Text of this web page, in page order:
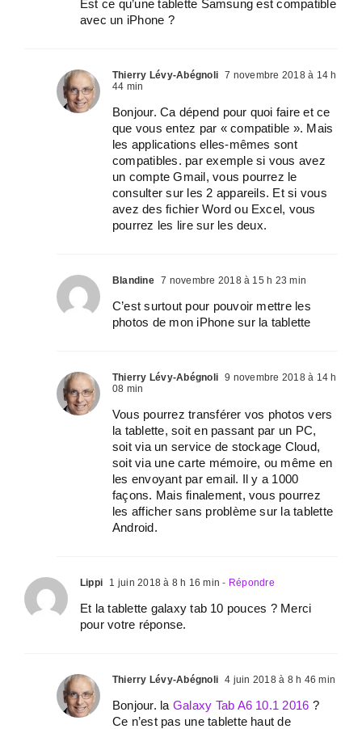
Est ce qu’une tablette Samsung est compatible
avec un iPhone ?
Thierry Lévy-Abégnoli 7 novembre 2018 à 14 h
44 min
Bonjour. Ca dépend pour quoi faire et ce
que vous entez par « compatible ». Mais
les applications elles-mêmes sont
compatibles. par exemple si vous avez
un compte Gmail, vous pourrez le
consulter sur les 2 appareils. Et si vous
avez des fichier Word ou Excel, vous
pourrez les lire sur les deux.
Blandine 7 novembre 2018 à 15 h 23 min
C’est surtout pour pouvoir mettre les
photos de mon iPhone sur la tablette
Thierry Lévy-Abégnoli 9 novembre 2018 à 14 h
08 min
Vous pourrez transférer vos photos vers
la tablette, soit en passant par un PC,
soit via un service de stockage Cloud,
soit via une carte mémoire, ou même en
les envoyant par email. Il y a 1000
façons. Mais finalement, vous pourrez
les afficher sans problème sur la tablette
Android.
Lippi 1 juin 2018 à 8 h 16 min - Répondre
Et la tablette galaxy tab 10 pouces ? Merci
pour votre réponse.
Thierry Lévy-Abégnoli 4 juin 2018 à 8 h 46 min
Bonjour. la Galaxy Tab A6 10.1 2016 ?
Ce n’est pas une tablette haut de